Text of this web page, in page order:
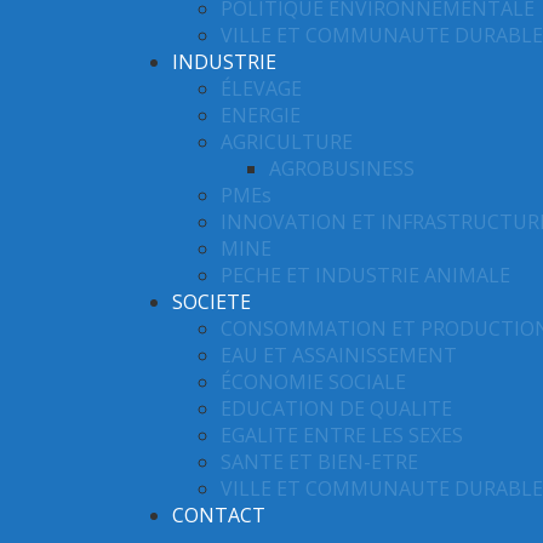
POLITIQUE ENVIRONNEMENTALE
VILLE ET COMMUNAUTE DURABLE
INDUSTRIE
ÉLEVAGE
ENERGIE
AGRICULTURE
AGROBUSINESS
PMEs
INNOVATION ET
MINE
PECHE ET INDUSTRIE ANIMALE
SOCIETE
CONSOMMATION ET
EAU ET ASSAINISSEMENT
ÉCONOMIE SOCIALE
EDUCATION DE QUALITE
EGALITE ENTRE LES SEXES
SANTE ET BIEN-ETRE
VILLE ET COMMUNAUTE DURABLE
CONTACT